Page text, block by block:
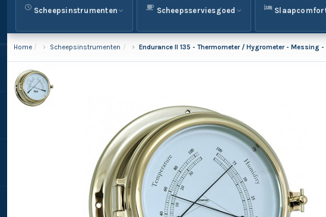
Scheepsinstrumenten Scheepsserviesgoed
Home Scheepsinstrumenten Endurance II 135 - Thermometer / Hygrometer - Messing -